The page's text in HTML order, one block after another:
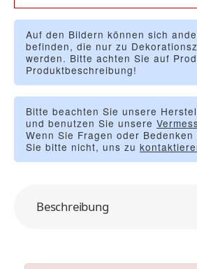
Auf den Bildern können sich
befinden, die nur zu
werden. Bitte achten Sie auf
Produktbeschreibung!
Bitte beachten Sie unsere
und benutzen Sie unsere
Wenn Sie Fragen oder
Sie bitte nicht, uns zu
Beschreibung